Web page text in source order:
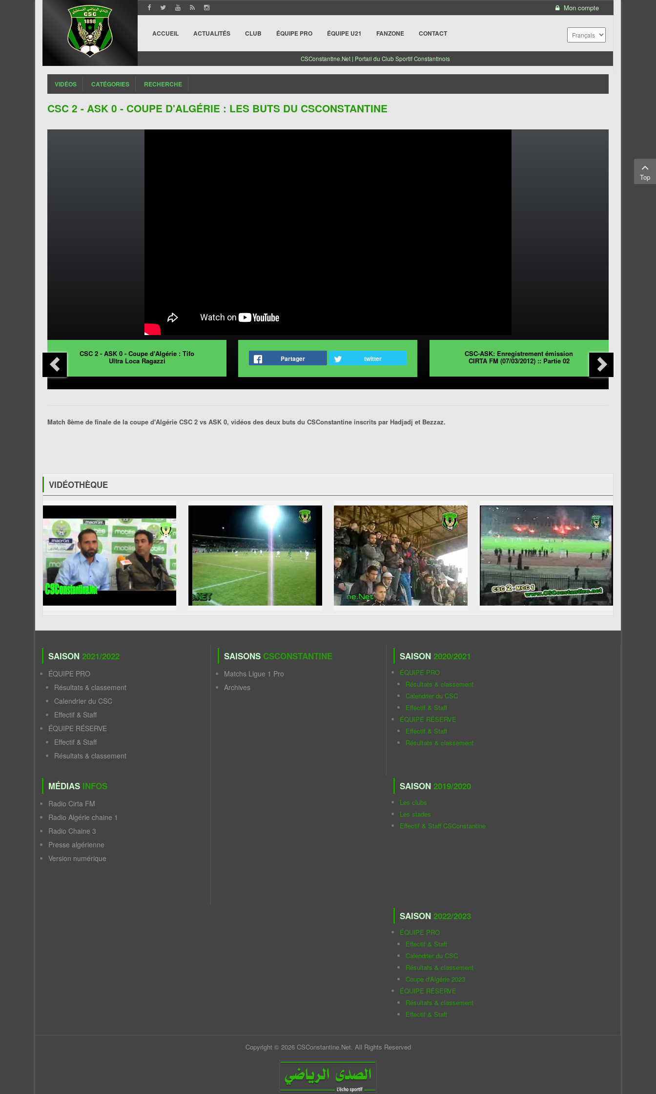
Mon compte
ACCUEIL ACTUALITÉS CLUB ÉQUIPE PRO ÉQUIPE U21 FANZONE CONTACT
CSConstantine.Net | Portail du Club Sportif Constantinois
VIDÉOS CATÉGORIES RECHERCHE
CSC 2 - ASK 0 - COUPE D'ALGÉRIE : LES BUTS DU CSCONSTANTINE
CSC 2 - ASK 0 - Coupe d'Algérie : Tifo
Ultra Loca Ragazzi Partager twitter
CSC-ASK: Enregistrement émission
CIRTA FM (07/03/2012) :: Partie 02
Match 8ème de finale de la coupe d'Algérie CSC 2 vs ASK 0, vidéos des deux buts du CSConstantine inscrits par Hadjadj et Bezzaz.
VIDÉOTHÈQUE
SAISON 2021/2022
ÉQUIPE PRO
Résultats & classement
Calendrier du CSC
Effectif & Staff
ÉQUIPE RÉSERVE
Effectif & Staff
Résultats & classement
MÉDIAS INFOS
Radio Cirta FM
Radio Algérie chaine 1
Radio Chaine 3
Presse algérienne
Version numérique
SAISONS CSCONSTANTINE
Matchs Ligue 1 Pro
Archives
SAISON 2020/2021
ÉQUIPE PRO
Résultats & classement
Calendrier du CSC
Effectif & Staff
ÉQUIPE RÉSERVE
Effectif & Staff
Résultats & classement
SAISON 2019/2020
Les clubs
Les stades
Effectif & Staff CSConstantine
SAISON 2022/2023
ÉQUIPE PRO
Effectif & Staff
Calendrier du CSC
Résultats & classement
Coupe d'Algérie 2023
ÉQUIPE RÉSERVE
Résultats & classement
Effectif & Staff
Copyright © 2026 CSConstantine.Net. All Rights Reserved
Top